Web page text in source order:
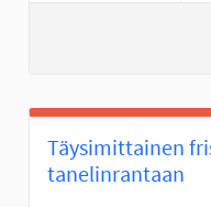
Täysimittainen
tanelinrantaan